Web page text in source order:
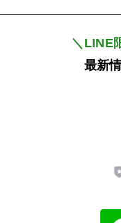
＼LINE
最新